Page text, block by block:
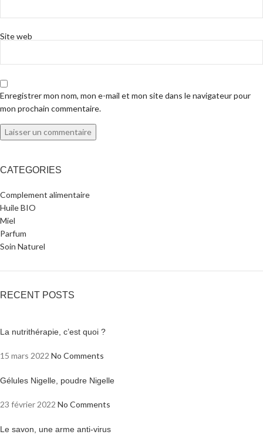
Site web
Enregistrer mon nom, mon e-mail et mon site dans le navigateur pour
mon prochain commentaire.
CATEGORIES
Complement alimentaire
Huile BIO
Miel
Parfum
Soin Naturel
RECENT POSTS
La nutrithérapie, c’est quoi ?
15 mars 2022 No Comments
Gélules Nigelle, poudre Nigelle
23 février 2022 No Comments
Le savon, une arme anti-virus